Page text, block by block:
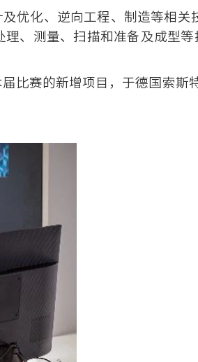
优化、逆向工程、制造等相
、测量、扫描和准备及成型
比赛的新增项目，于德国索斯